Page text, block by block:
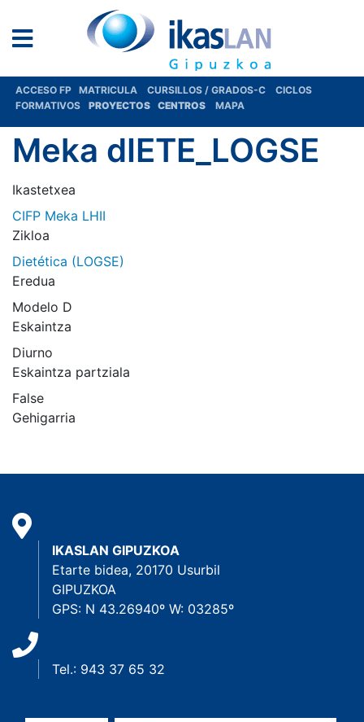
ACCESO FP MATRICULA CURSILLOS / GRADOS-C
CICLOS
FORMATIVOS
PROYECTOS CENTROS MAPA
Meka dIETE_LOGSE
Ikastetxea
CIFP Meka LHII
Zikloa
Dietética (LOGSE)
Eredua
Modelo D
Eskaintza
Diurno
Eskaintza partziala
False
Gehigarria
IKASLAN GIPUZKOA
Etarte bidea, 20170 Usurbil
GIPUZKOA
GPS: N 43.26940º W: 03285º
Tel.: 943 37 65 32